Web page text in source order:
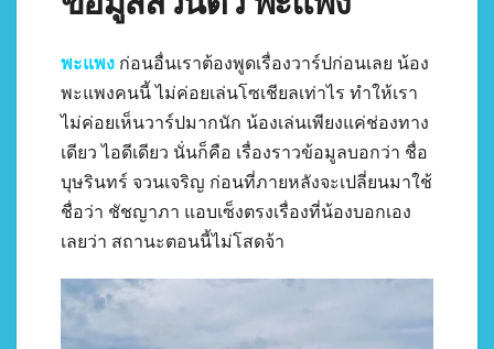
พะแพง ก่อนอื่นเราต้องพูดเรื่องวาร์ปก่อนเลย น้อง
พะแพงคนนี้ ไม่ค่อยเล่นโซเชียลเท่าไร ทำให้เรา
ไม่ค่อยเห็นวาร์ปมากนัก น้องเล่นเพียงแค่ช่องทาง
เดียว ไอดีเดียว นั่นก็คือ เรื่องราวข้อมูลบอกว่า ชื่อ
บุษรินทร์ จวนเจริญ ก่อนที่ภายหลังจะเปลี่ยนมาใช้
ชื่อว่า ชัชญาภา แอบเซ็งตรงเรื่องที่น้องบอกเอง
เลยว่า สถานะตอนนี้ไม่โสดจ้า